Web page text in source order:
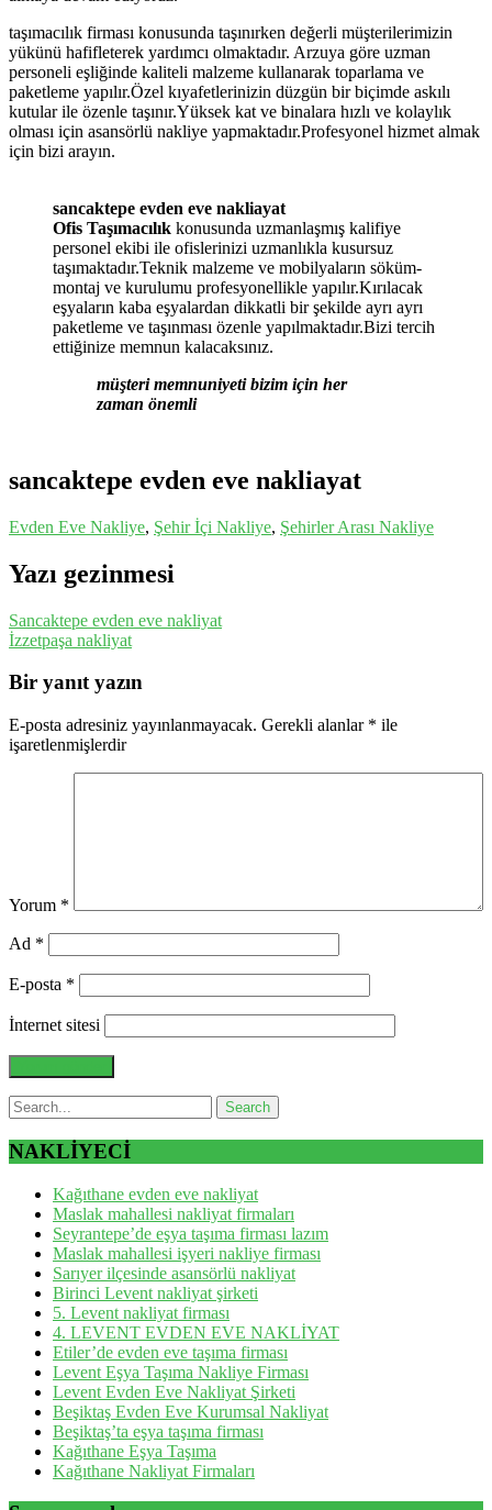
taşımacılık firması konusunda taşınırken değerli müşterilerimizin
yükünü hafifleterek yardımcı olmaktadır. Arzuya göre uzman
personeli eşliğinde kaliteli malzeme kullanarak toparlama ve
paketleme yapılır.Özel kıyafetlerinizin düzgün bir biçimde askılı
kutular ile özenle taşınır.Yüksek kat ve binalara hızlı ve kolaylık
olması için asansörlü nakliye yapmaktadır.Profesyonel hizmet almak
için bizi arayın.
sancaktepe evden eve nakliayat
Ofis Taşımacılık konusunda uzmanlaşmış kalifiye
personel ekibi ile ofislerinizi uzmanlıkla kusursuz
taşımaktadır.Teknik malzeme ve mobilyaların söküm-
montaj ve kurulumu profesyonellikle yapılır.Kırılacak
eşyaların kaba eşyalardan dikkatli bir şekilde ayrı ayrı
paketleme ve taşınması özenle yapılmaktadır.Bizi tercih
ettiğinize memnun kalacaksınız.
müşteri memnuniyeti bizim için her
zaman önemli
sancaktepe evden eve nakliayat
Evden Eve Nakliye, Şehir İçi Nakliye, Şehirler Arası Nakliye
Yazı gezinmesi
Sancaktepe evden eve nakliyat
İzzetpaşa nakliyat
Bir yanıt yazın
E-posta adresiniz yayınlanmayacak. Gerekli alanlar * ile
işaretlenmişlerdir
Yorum *
Ad *
E-posta *
İnternet sitesi
NAKLİYECİ
Kağıthane evden eve nakliyat
Maslak mahallesi nakliyat firmaları
Seyrantepe’de eşya taşıma firması lazım
Maslak mahallesi işyeri nakliye firması
Sarıyer ilçesinde asansörlü nakliyat
Birinci Levent nakliyat şirketi
5. Levent nakliyat firması
4. LEVENT EVDEN EVE NAKLİYAT
Etiler’de evden eve taşıma firması
Levent Eşya Taşıma Nakliye Firması
Levent Evden Eve Nakliyat Şirketi
Beşiktaş Evden Eve Kurumsal Nakliyat
Beşiktaş’ta eşya taşıma firması
Kağıthane Eşya Taşıma
Kağıthane Nakliyat Firmaları